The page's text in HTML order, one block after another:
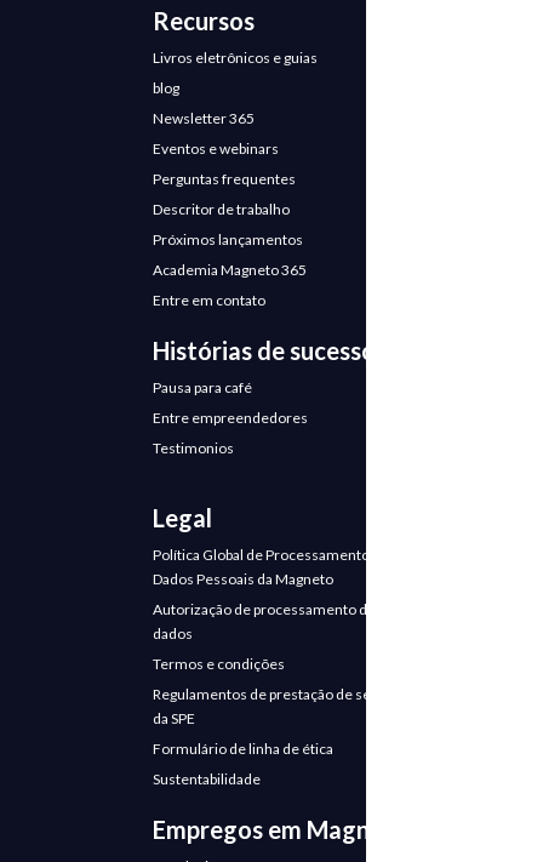
Recursos
Livros eletrônicos e guias
blog
Newsletter 365
Eventos e webinars
Perguntas frequentes
Descritor de trabalho
Próximos lançamentos
Academia Magneto 365
Entre em contato
Histórias de sucesso
Pausa para café
Entre empreendedores
Testimonios
Legal
Política Global de Processamento de
Dados Pessoais da Magneto
Autorização de processamento de
dados
Termos e condições
Regulamentos de prestação de serviços
da SPE
Formulário de linha de ética
Sustentabilidade
Empregos em Magneto